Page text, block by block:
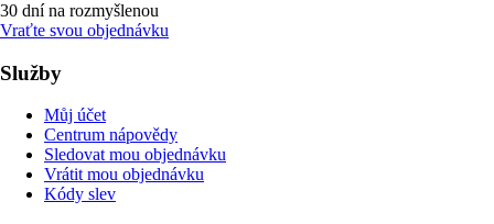
30 dní na rozmyšlenou
Vraťte svou objednávku
Služby
Můj účet
Centrum nápovědy
Sledovat mou objednávku
Vrátit mou objednávku
Kódy slev